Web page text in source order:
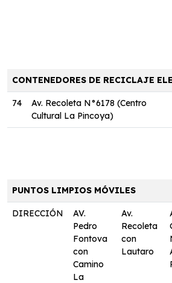
CONTENEDORES DE RECICLAJE
74
Av. Recoleta N°6178 (Centro
Cultural La Pincoya)
PUNTOS LIMPIOS MÓVILES
DIRECCIÓN
AV.
Pedro
Fontova
con
Camino
La
Av.
Recoleta
con
Lautaro